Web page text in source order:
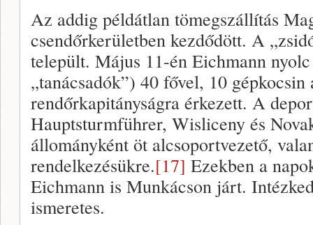
Az addig példátlan tömegszállítás
csendőrkerületben kezdődött. A
települt. Május 11-én Eichmann
„tanácsadók”) 40 fővel, 10 gépkocsin
rendőrkapitányságra érkezett. A
Hauptsturmführer, Wisliceny és
állományként öt alcsoportvezető,
rendelkezésükre.[17] Ezekben a
Eichmann is Munkácson járt.
ismeretes.